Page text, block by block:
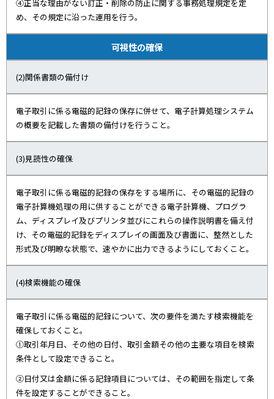
④正当な理由がない訂正・削除の防止に関する事務処理規定を定
め、その規定に沿った運用を行う。
可視性の確保
(2)関係書類の備付け
電子取引に係る電磁的記録の保存に併せて、電子計算処理システム
の概要を記載した書類の備付けを行うこと。
(3)見読性の確保
電子取引に係る電磁的記録の保存をする場所に、その電磁的記録の
電子計算機処理の用に供することができる電子計算機、プログラ
ム、ディスプレイ及びプリンタ並びにこれらの操作説明書を備え付
け、その電磁的記録をディスプレイの画面及び書面に、整然とした
形式及び明瞭な状態で、速やかに出力できるようにしておくこと。
(4)検索機能の確保
電子取引に係る電磁的記録について、次の要件を満たす検索機能を
確保しておくこと。
①取引年月日、その他の日付、取引金額その他の主要な項目を検索
条件として設定できること。
②日付又は金額に係る記録項目については、その範囲を指定して条
件を設定することができること。